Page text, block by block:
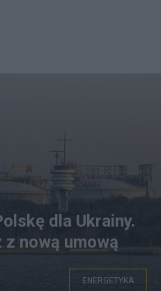
dla Ukrainy.
nową umową
ENERGETYKA